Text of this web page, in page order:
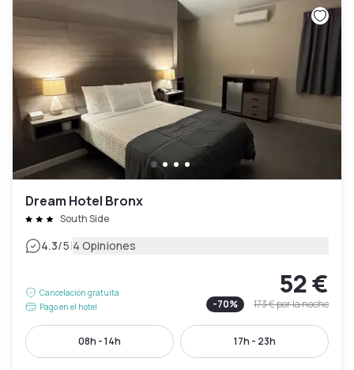
Dream Hotel Bronx
South Side
4.3/5|4 Opiniones
Cancelación gratuita
Pago en el hotel
52 €
-70% 173 €por la noche
08h - 14h 17h - 23h